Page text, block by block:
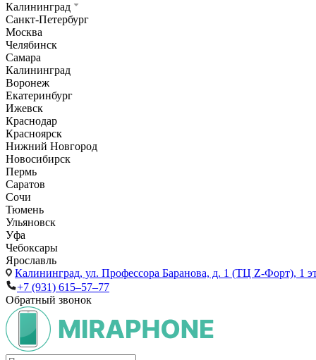
Калининград
Санкт-Петербург
Москва
Челябинск
Самара
Калининград
Воронеж
Екатеринбург
Ижевск
Краснодар
Красноярск
Нижний Новгород
Новосибирск
Пермь
Саратов
Сочи
Тюмень
Ульяновск
Уфа
Чебоксары
Ярославль
Калининград, ул. Профессора Баранова, д. 1 (ТЦ Z-Форт), 1
+7 (931) 615‒57‒77
Обратный звонок